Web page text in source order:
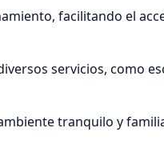
facilitando el
servicios, como
tranquilo y